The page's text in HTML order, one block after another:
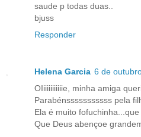
saude p todas duas..
bjuss
Responder
Helena Garcia 6 de
OIiiiiiiiiiiie, minha amiga
Parabénsssssssssss pela
Ela é muito
Que Deus abençoe